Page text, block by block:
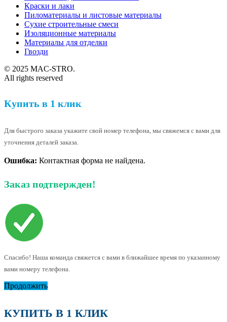
Краски и лаки
Пиломатериалы и листовые материалы
Сухие строительные смеси
Изоляционные материалы
Материалы для отделки
Гвозди
© 2025 MAC-STRO.
All rights reserved
Купить в 1 клик
Для быстрого заказа укажите свой номер телефона, мы свяжемся с вами для
уточнения деталей заказа.
Ошибка: Контактная форма не найдена.
Заказ подтвержден!
Спасибо! Наша команда свяжется с вами в ближайшее время по указанному
вами номеру телефона.
Продолжить
КУПИТЬ В 1 КЛИК